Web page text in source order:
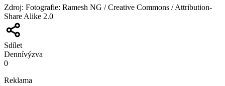
Zdroj: Fotografie: Ramesh NG / Creative Commons / Attribution-
Share Alike 2.0
Sdílet
Dennívýzva
0
Reklama